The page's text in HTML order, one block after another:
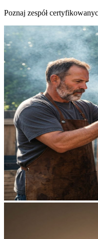
Poznaj zespół